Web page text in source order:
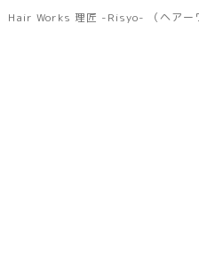
Hair Works 理匠 -Risyo- （ヘアー